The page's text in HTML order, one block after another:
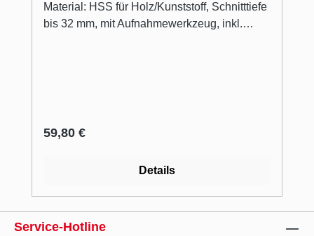
Material: HSS für Holz/Kunststoff, Schnitttiefe
bis 32 mm, mit Aufnahmewerkzeug, inkl.
Regulärer Preis:
59,80 €
Details
Service-Hotline